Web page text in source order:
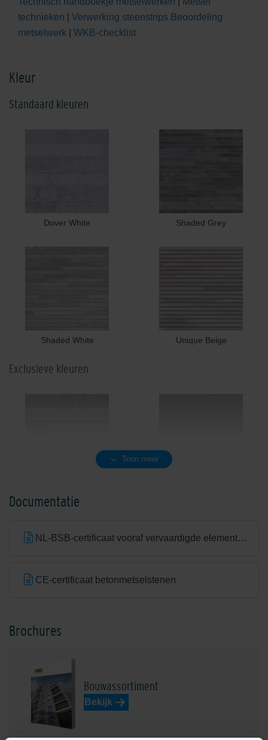
technieken
Verwerking steenstrips Beoordeling
metselwerk
WKB-checklist
Kleur
Standaard kleuren
Dover White Shaded Grey
Shaded White Unique Beige
Exclusieve kleuren
Birmingham Greyblue
Toon meer
Documentatie
NL-BSB-certificaat vooraf vervaardigde elementen van beton
CE-certificaat betonmetselstenen
Brochures
Bouwassortiment
Bekijk